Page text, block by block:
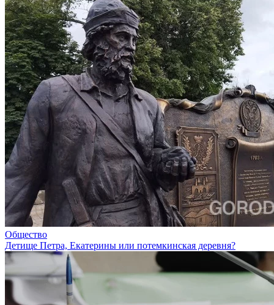
Общество
Детище Петра, Екатерины или потемкинская деревня?